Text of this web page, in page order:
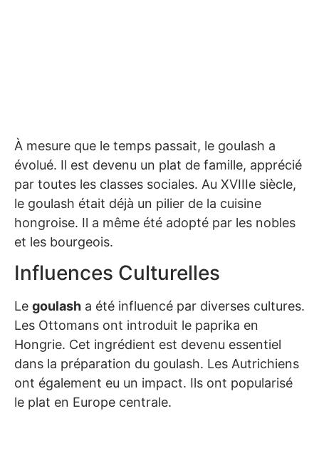
À mesure que le temps passait, le goulash a
évolué. Il est devenu un plat de famille, apprécié
par toutes les classes sociales. Au XVIIIe siècle,
le goulash était déjà un pilier de la cuisine
hongroise. Il a même été adopté par les nobles
et les bourgeois.
Influences Culturelles
Le goulash a été influencé par diverses cultures.
Les Ottomans ont introduit le paprika en
Hongrie. Cet ingrédient est devenu essentiel
dans la préparation du goulash. Les Autrichiens
ont également eu un impact. Ils ont popularisé
le plat en Europe centrale.